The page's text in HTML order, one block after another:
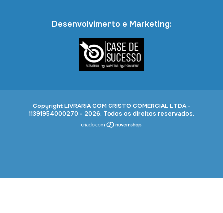
Desenvolvimento e Marketing:
Copyright LIVRARIA COM CRISTO COMERCIAL LTDA -
11391954000270 - 2026. Todos os direitos reservados.